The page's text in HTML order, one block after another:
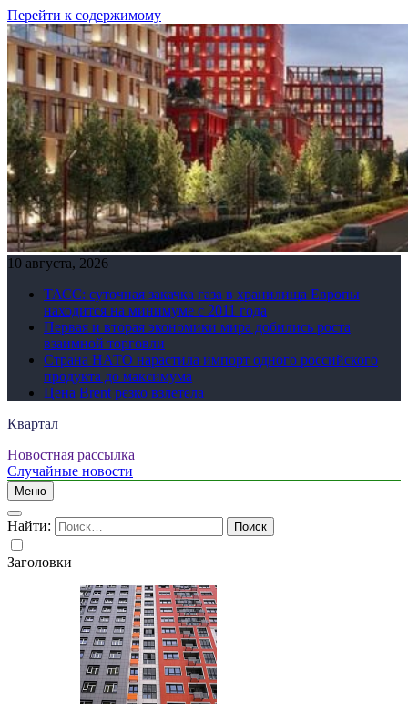
Перейти к содержимому
10 августа, 2026
ТАСС: суточная закачка газа в хранилища Европы
находится на минимуме с 2011 года
Первая и вторая экономики мира добились роста
взаимной торговли
Страна НАТО нарастила импорт одного российского
продукта до максимума
Цена Brent резко взлетела
Квартал
Новостная рассылка
Случайные новости
Меню
Найти:
Заголовки